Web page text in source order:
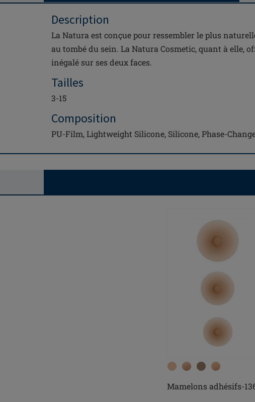
Description
La Natura est conçue pour ressembler le plus
au tombé du sein. La Natura Cosmetic, quant à elle,
inégalé sur ses deux faces.
Tailles
3-15
Composition
PU-Film, Lightweight Silicone, Silicone, Phase-
Mamelons adhésifs-